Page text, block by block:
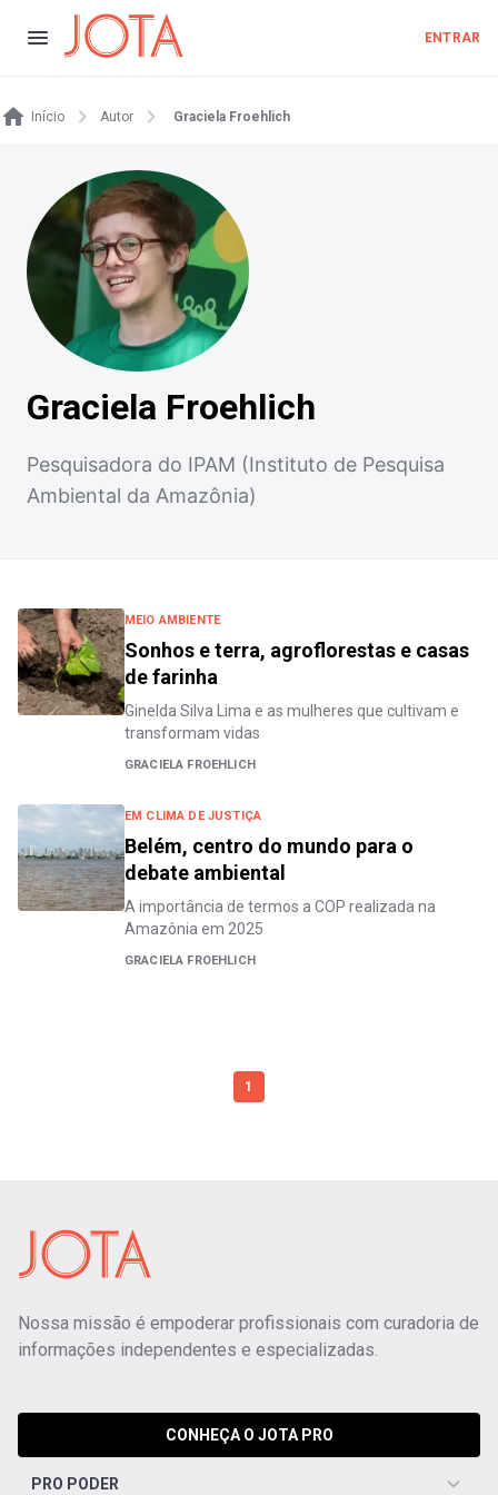
ENTRAR
Início Autor Graciela Froehlich
Graciela Froehlich
Pesquisadora do IPAM (Instituto de Pesquisa
Ambiental da Amazônia)
MEIO AMBIENTE
Sonhos e terra, agroflorestas e casas
de farinha
Ginelda Silva Lima e as mulheres que cultivam e
transformam vidas
GRACIELA FROEHLICH
EM CLIMA DE JUSTIÇA
Belém, centro do mundo para o
debate ambiental
A importância de termos a COP realizada na
Amazônia em 2025
GRACIELA FROEHLICH
1
Nossa missão é empoderar profissionais com curadoria de
informações independentes e especializadas.
CONHEÇA O JOTA PRO
PRO PODER